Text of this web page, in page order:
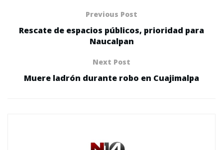
Previous Post
Rescate de espacios públicos, prioridad para
Naucalpan
Next Post
Muere ladrón durante robo en Cuajimalpa